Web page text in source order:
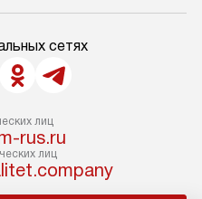
сетях
лиц
rus.ru
лиц